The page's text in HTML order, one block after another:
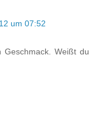
um 07:52
Geschmack. Weißt du